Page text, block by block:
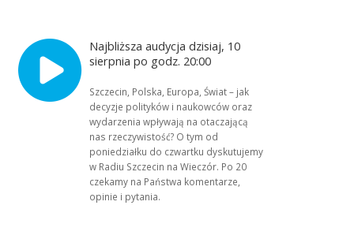
Najbliższa audycja dzisiaj, 10
sierpnia po godz. 20:00
Szczecin, Polska, Europa, Świat – jak
decyzje polityków i naukowców oraz
wydarzenia wpływają na otaczającą
nas rzeczywistość? O tym od
poniedziałku do czwartku dyskutujemy
w Radiu Szczecin na Wieczór. Po 20
czekamy na Państwa komentarze,
opinie i pytania.